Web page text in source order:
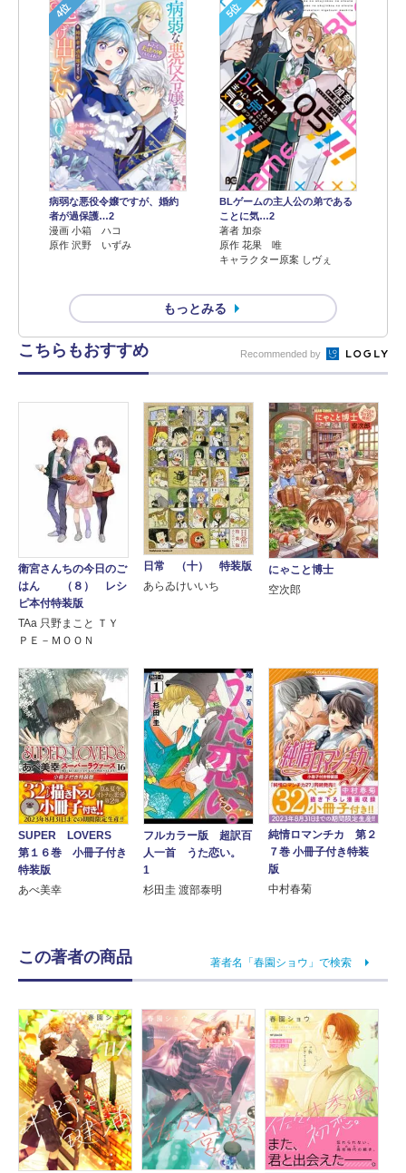
4位
病弱な悪役令嬢ですが、婚約
者が過保護…2
漫画 小箱 ハコ
原作 沢野 いずみ
5位
BLゲームの主人公の弟である
ことに気…2
著者 加奈
原作 花果 唯
キャラクター原案 しヴぇ
もっとみる
こちらもおすすめ Recommended by
衛宮さんちの今日のご
はん （８） レシ
ピ本付特装版
TAa 只野まこと ＴＹ
ＰＥ－ＭＯＯＮ
日常 （十） 特装版
あらゐけいいち
にゃこと博士
空次郎
SUPER LOVERS
第１６巻 小冊子付き
特装版
あべ美幸
フルカラー版 超訳百
人一首 うた恋い。
1
杉田圭 渡部泰明
純情ロマンチカ 第２
７巻 小冊子付き特装
版
中村春菊
この著者の商品 著者名「春園ショウ」で検索